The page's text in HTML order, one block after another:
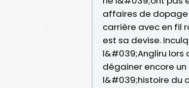
affaires de dopage
carrière avec en fil
est sa devise.
l&#039;Angliru lors
dégainer encore
l&#039;histoire du